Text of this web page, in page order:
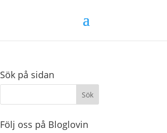
Sök på sidan
Följ oss på Bloglovin